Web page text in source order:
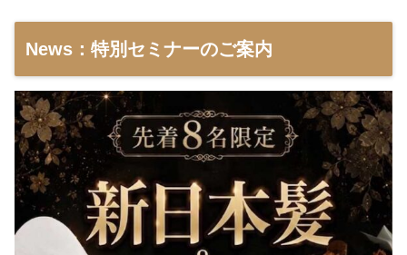
News：特別セミナーのご案内